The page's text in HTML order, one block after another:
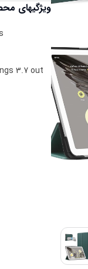
ویژگیهای
3.7 out